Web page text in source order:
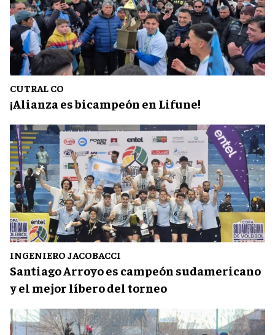
CUTRAL CO
¡Alianza es bicampeón en Lifune!
INGENIERO JACOBACCI
Santiago Arroyo es campeón sudamericano
y el mejor líbero del torneo